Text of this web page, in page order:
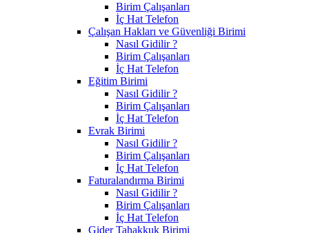
Birim Çalışanları
İç Hat Telefon
Çalışan Hakları ve Güvenliği Birimi
Nasıl Gidilir ?
Birim Çalışanları
İç Hat Telefon
Eğitim Birimi
Nasıl Gidilir ?
Birim Çalışanları
İç Hat Telefon
Evrak Birimi
Nasıl Gidilir ?
Birim Çalışanları
İç Hat Telefon
Faturalandırma Birimi
Nasıl Gidilir ?
Birim Çalışanları
İç Hat Telefon
Gider Tahakkuk Birimi